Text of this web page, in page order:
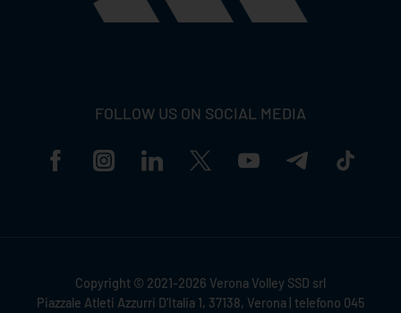
FOLLOW US ON SOCIAL MEDIA
Copyright © 2021-2026 Verona Volley SSD srl
Piazzale Atleti Azzurri D'Italia 1, 37138, Verona | telefono 045